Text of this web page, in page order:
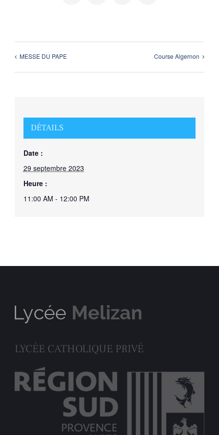
MESSE DU PAPE Course Algernon
DÉTAILS
Date :
29 septembre 2023
Heure :
11:00 AM - 12:00 PM
LYCÉE CATHOLIQUE PRIVÉ